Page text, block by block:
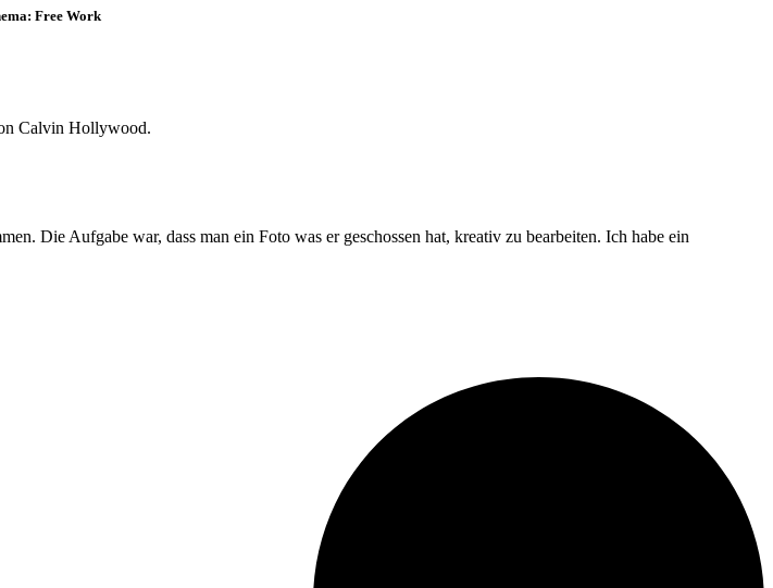
Free Work
Die Aufgabe war, dass man ein Foto was er geschossen hat, kreativ zu bearbeiten. Ich habe ein